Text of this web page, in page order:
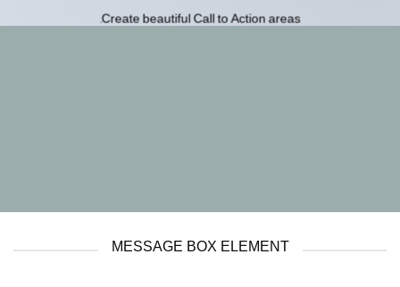
Create beautiful Call to Action areas.
MESSAGE BOX ELEMENT